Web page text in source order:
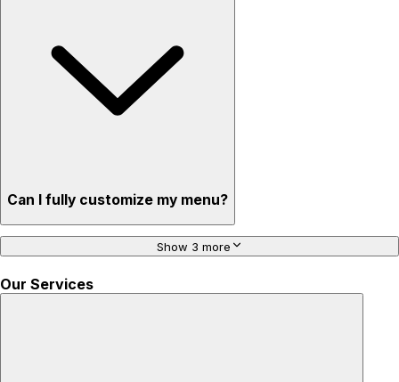
Can I fully customize my menu?
Show 3 more
Our Services